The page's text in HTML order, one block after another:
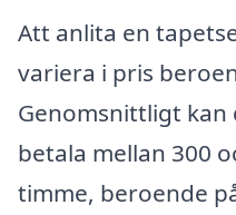
Att anlita en
variera i pris
Genomsnittligt
betala mellan 300
timme, beroende